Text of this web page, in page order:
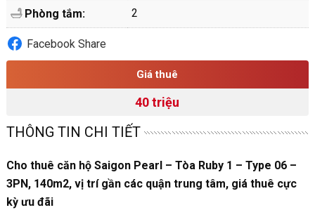
Phòng tắm: 2
Facebook Share
Giá thuê
40 triệu
THÔNG TIN CHI TIẾT
Cho thuê căn hộ Saigon Pearl – Tòa Ruby 1 – Type 06 –
3PN, 140m2, vị trí gần các quận trung tâm, giá thuê cực
kỳ ưu đãi